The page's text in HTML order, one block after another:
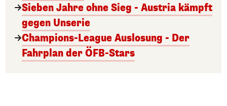
Sieben Jahre ohne Sieg - Austria kämpft
gegen Unserie
Champions-League Auslosung - Der
Fahrplan der ÖFB-Stars